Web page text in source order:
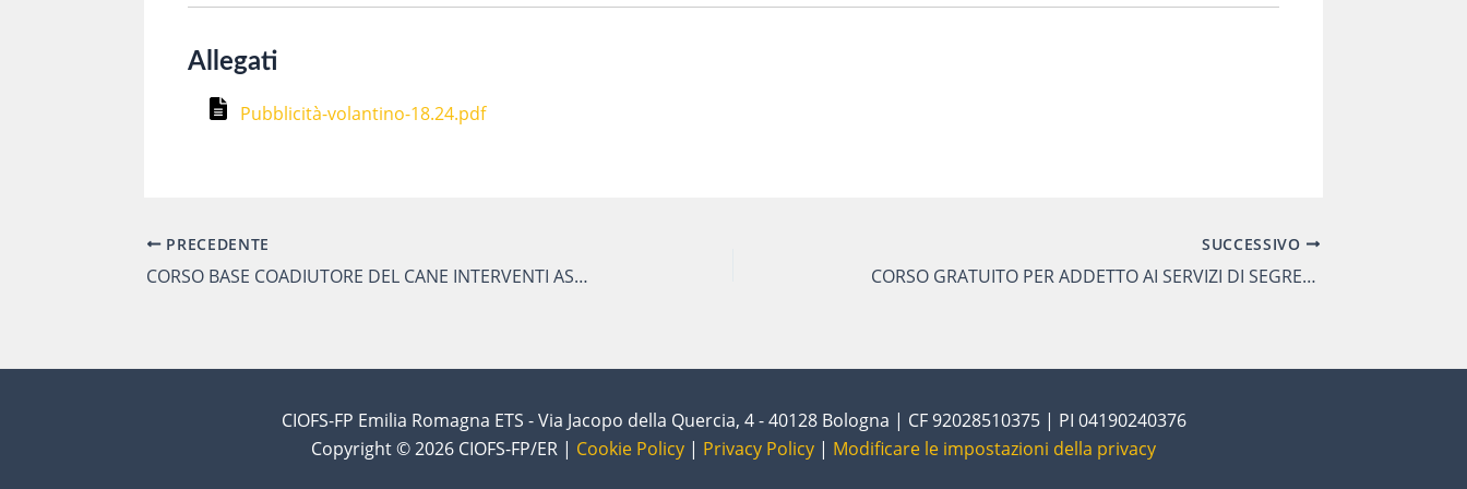
Allegati
Pubblicità-volantino-18.24.pdf
Navigazione
articoli
PRECEDENTE
CORSO BASE COADIUTORE DEL CANE INTERVENTI ASSISTITI CON GLI ANIMALI (IAA) – PET THERAPY
SUCCESSIVO
CORSO GRATUITO PER ADDETTO AI SERVIZI DI SEGRETERIA E AMMINISTRAZIONE
CIOFS-FP Emilia Romagna ETS - Via Jacopo della Quercia, 4 - 40128 Bologna | CF 92028510375 | PI 04190240376
Copyright © 2026 CIOFS-FP/ER | Cookie Policy | Privacy Policy | Modificare le impostazioni della privacy